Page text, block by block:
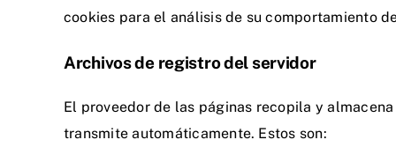
cookies para el análisis de su comportamiento
Archivos de registro del servidor
El proveedor de las páginas recopila y
transmite automáticamente. Estos son: